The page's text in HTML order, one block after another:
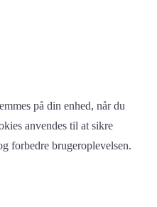
på din enhed, når du
anvendes til at sikre
forbedre brugeroplevelsen.